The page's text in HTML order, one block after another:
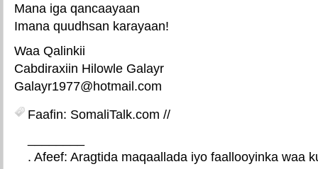
Mana iga qancaayaan
Imana quudhsan karayaan!
Waa Qalinkii
Cabdiraxiin Hilowle Galayr
Galayr1977@hotmail.com
Faafin: SomaliTalk.com //
. Afeef: Aragtida maqaallada iyo faallooyinka waa